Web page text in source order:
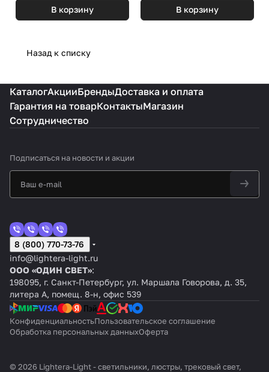
В корзину В корзину
Назад к списку
КаталогАкцииБрендыДоставка и оплата
Гарантия на товарКонтактыМагазин
Сотрудничество
Подписаться на новости и акции
8 (800) 770-73-76
info@lightera-light.ru
ООО «ОДИН СВЕТ»:
198095, г. Санкт-Петербург, ул. Маршала Говорова, д. 35,
литера А, помещ. 8-н, офис 539
КонфиденциальностьПользовательское соглашение
Обработка персональных данныхОферта
© 2026 Lightera-Light - светильники, люстры, трековый свет,